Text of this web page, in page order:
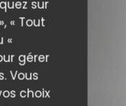
sur
« Tout
«
gérer
Vous
choix